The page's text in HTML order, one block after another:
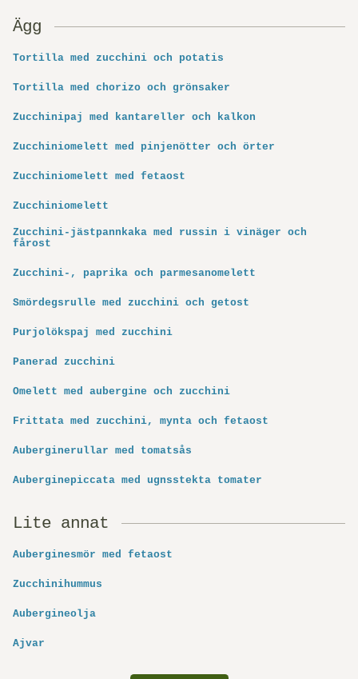
Ägg
Tortilla med zucchini och potatis
Tortilla med chorizo och grönsaker
Zucchinipaj med kantareller och kalkon
Zucchiniomelett med pinjenötter och örter
Zucchiniomelett med fetaost
Zucchiniomelett
Zucchini-jästpannkaka med russin i vinäger och
fårost
Zucchini-, paprika och parmesanomelett
Smördegsrulle med zucchini och getost
Purjolökspaj med zucchini
Panerad zucchini
Omelett med aubergine och zucchini
Frittata med zucchini, mynta och fetaost
Auberginerullar med tomatsås
Auberginepiccata med ugnsstekta tomater
Lite annat
Auberginesmör med fetaost
Zucchinihummus
Aubergineolja
Ajvar